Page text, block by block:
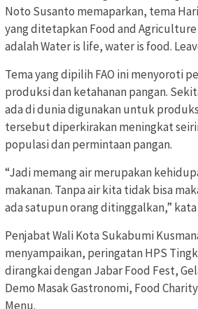
Noto Susanto memaparkan, tema
yang ditetapkan Food and Agriculture
adalah Water is life, water is food.
Tema yang dipilih FAO ini menyoroti
produksi dan ketahanan pangan.
ada di dunia digunakan untuk
tersebut diperkirakan meningkat
populasi dan permintaan pangan.
“Jadi memang air merupakan
makanan. Tanpa air kita tidak bisa
ada satupun orang ditinggalkan,”
Penjabat Wali Kota Sukabumi
menyampaikan, peringatan HPS
dirangkai dengan Jabar Food Fest,
Demo Masak Gastronomi, Food
Menu.